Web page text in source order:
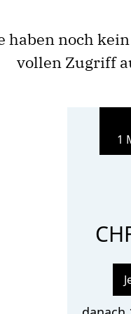
haben noch
vollen Zugriff
1